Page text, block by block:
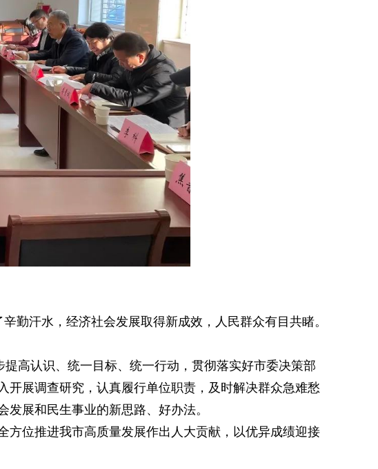
勤汗水，经济社会发展取得新成效，人民群众有目共睹。
高认识、统一目标、统一行动，贯彻落实好市委决策部
展调查研究，认真履行单位职责，及时解决群众急难愁
展和民生事业的新思路、好办法。
位推进我市高质量发展作出人大贡献，以优异成绩迎接